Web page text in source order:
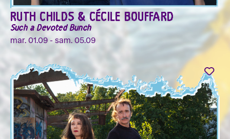
RUTH CHILDS & CÉCILE BOUFFARD
Such a Devoted Bunch
mar. 01.09 - sam. 05.09